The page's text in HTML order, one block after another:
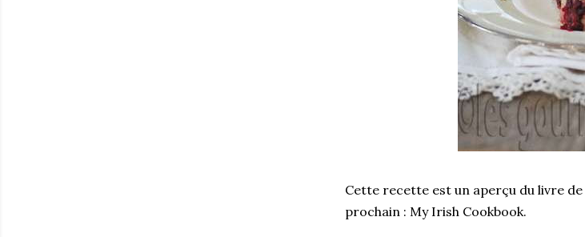
Cette recette est un aperçu du livre de
prochain : My Irish Cookbook.